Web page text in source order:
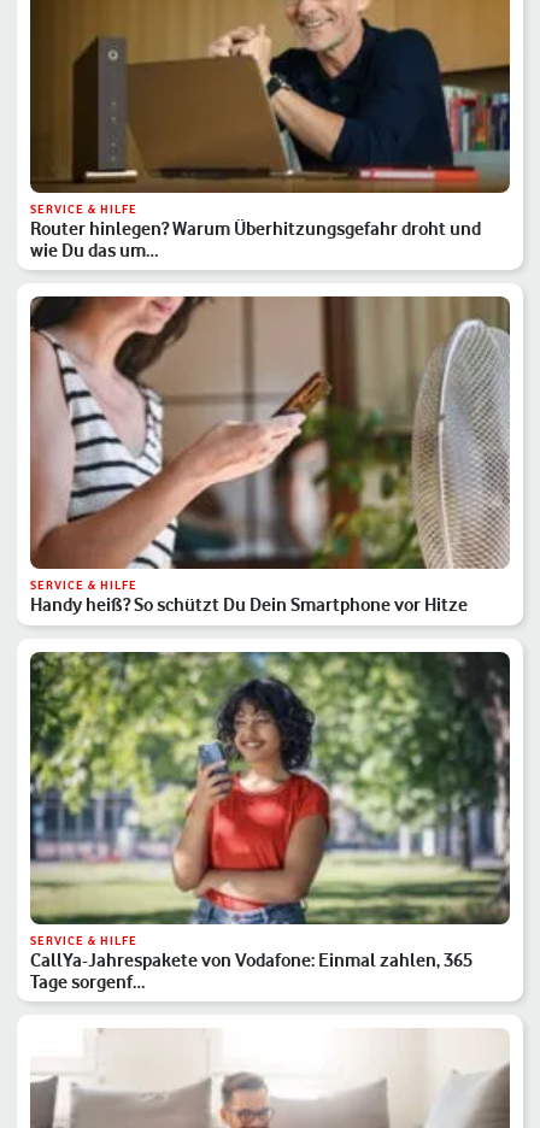
SERVICE & HILFE
Router hinlegen? Warum Überhitzungsgefahr droht und
wie Du das um…
SERVICE & HILFE
Handy heiß? So schützt Du Dein Smartphone vor Hitze
SERVICE & HILFE
CallYa-Jahrespakete von Vodafone: Einmal zahlen, 365
Tage sorgenf…